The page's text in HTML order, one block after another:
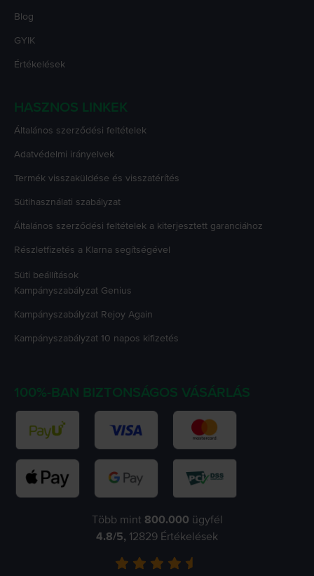
Blog
GYIK
Értékelések
HASZNOS LINKEK
Általános szerződési feltételek
Adatvédelmi irányelvek
Termék visszaküldése és visszatérítés
Sütihasználati szabályzat
Általános szerződési feltételek a kiterjesztett garanciához
Részletfizetés a Klarna segítségével
Süti beállítások
Kampányszabályzat Genius
Kampányszabályzat Rejoy Again
Kampányszabályzat 10 napos kifizetés
100%-BAN BIZTONSÁGOS VÁSÁRLÁS
Több mint 800.000 ügyfél
4.8/5, 12829 Értékelések